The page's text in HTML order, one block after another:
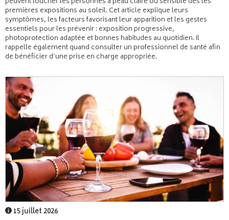
premières expositions au soleil. Cet article explique leurs
symptômes, les facteurs favorisant leur apparition et les gestes
essentiels pour les prévenir : exposition progressive,
photoprotection adaptée et bonnes habitudes au quotidien. Il
rappelle également quand consulter un professionnel de santé afin
de bénéficier d’une prise en charge appropriée.
15 juillet 2026